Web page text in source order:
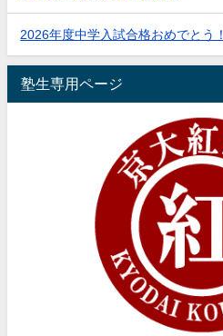
2026年度中学入試合格おめでとう！
塾生専用ページ